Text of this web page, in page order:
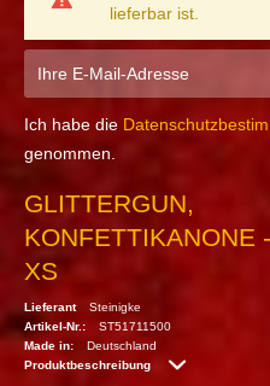
lieferbar ist.
Ich habe die
genommen.
GLITTERGUN,
KONFETTIKANONE
XS
Lieferant
Steinigke
Artikel-Nr.:
ST51711500
Made in:
Deutschland
Produktbeschreibung